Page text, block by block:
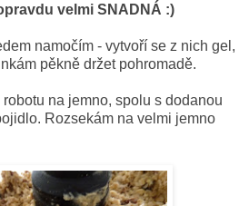
velmi SNADNÁ :)
namočím - vytvoří se z nich gel,
pěkně držet pohromadě.
na jemno, spolu s dodanou
Rozsekám na velmi jemno